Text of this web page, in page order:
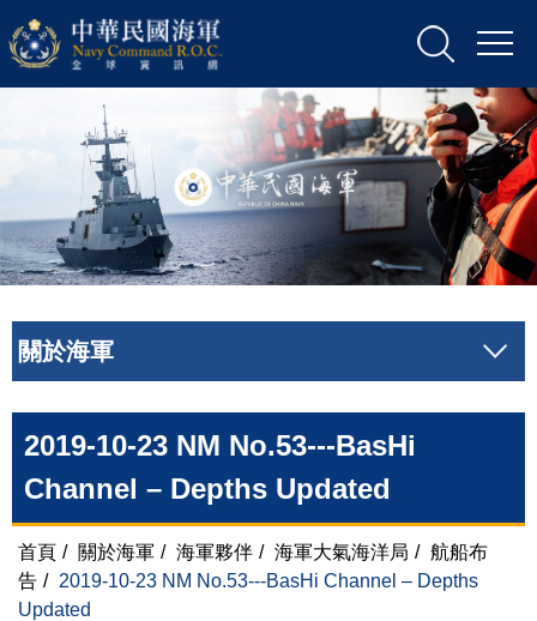
關於海軍
2019-10-23 NM No.53---BasHi
Channel – Depths Updated
首頁 / 關於海軍 / 海軍夥伴 / 海軍大氣海洋局 / 航船布
告 / 2019-10-23 NM No.53---BasHi Channel – Depths
Updated